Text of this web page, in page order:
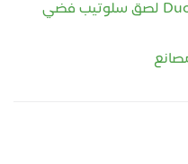
شريط لاصق دكت تيب Duct Tape لصق سلوتيب فضي